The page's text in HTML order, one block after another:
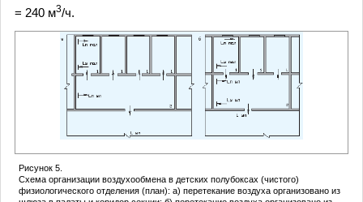
= 240 м3/ч.
Рисунок 5.
Схема организации воздухообмена в детских полубоксах (чистого)
физиологического отделения (план): а) перетекание воздуха организовано из